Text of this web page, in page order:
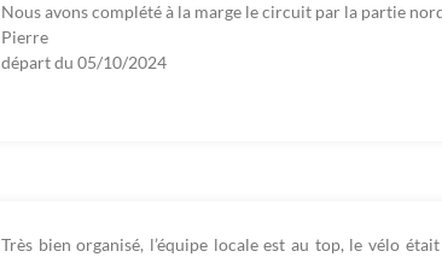
Nous avons complété à la marge le circuit par la partie
Pierre
départ du 05/10/2024
Très bien organisé, l’équipe locale est au top, le vélo